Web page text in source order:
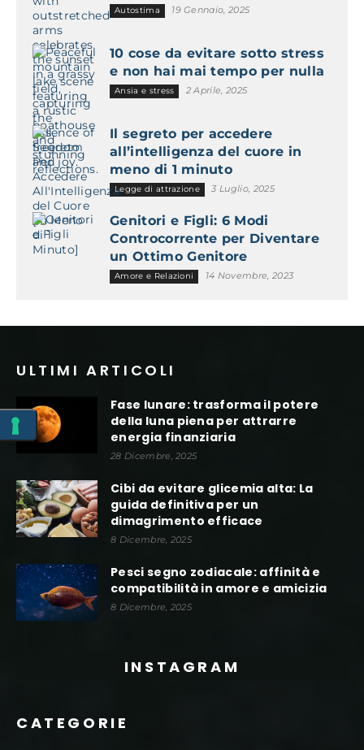
Autostima 19 Gennaio, 2025
10 cose da evitare sotto stress
e non hai mai tempo per nulla
Ansia e stress 2 Aprile, 2025
Il segreto per accedere
all’intelligenza del cuore in
meno di 1 minuto
Legge di attrazione 3 Luglio, 2025
Genitori e Figli: 6 Modi
Controcorrente per Diventare
un Ottimo Genitore
Amore e Relazioni 14 Novembre, 2023
ULTIMI ARTICOLI
Fase lunare: trasforma il potere
della luna piena per attrarre
energia finanziaria
28 Dicembre, 2025
Cibi da evitare glicemia alta: La
guida definitiva per un
dimagrimento efficace
8 Dicembre, 2025
Pesci segno zodiacale: affinità e
compatibilità in amore e amicizia
8 Dicembre, 2025
INSTAGRAM
CATEGORIE